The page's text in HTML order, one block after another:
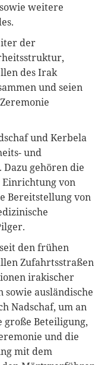
weitere
der
des Irak
und seien
und Kerbela
und
gehören die
Einrichtung von
Bereitstellung von
den frühen
Zufahrtsstraßen
irakischer
sowie ausländische
Nadschaf, um an
Beteiligung,
und die
mit dem